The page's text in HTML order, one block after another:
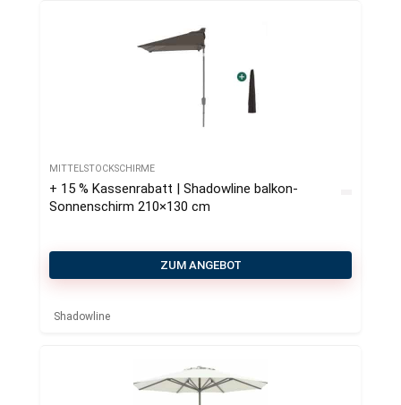
MITTELSTOCKSCHIRME
+ 15 % Kassenrabatt | Shadowline balkon-
Sonnenschirm 210×130 cm
ZUM ANGEBOT
Shadowline